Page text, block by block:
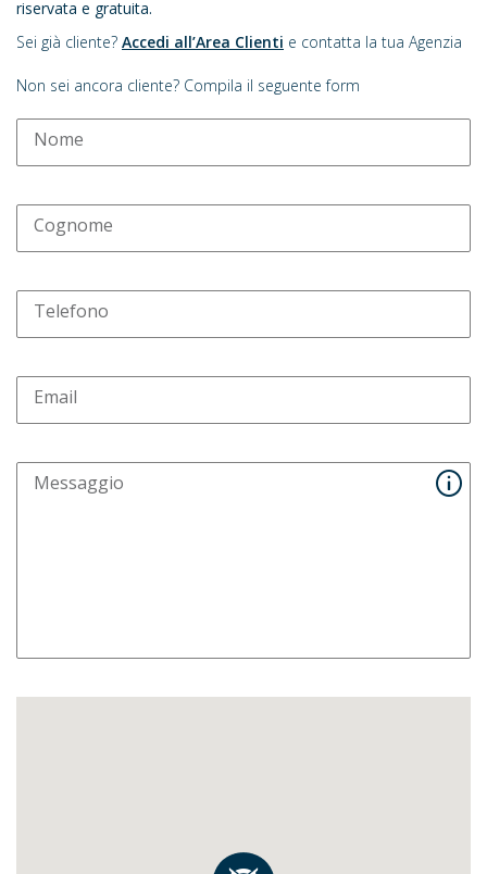
riservata e gratuita.
Sei già cliente? Accedi all’Area Clienti e contatta la tua Agenzia
Non sei ancora cliente? Compila il seguente form
Nome
Cognome
Telefono
Email
Messaggio